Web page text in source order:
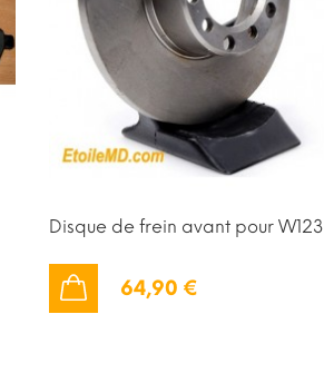
Disque de frein avant pour W123
64,90 €